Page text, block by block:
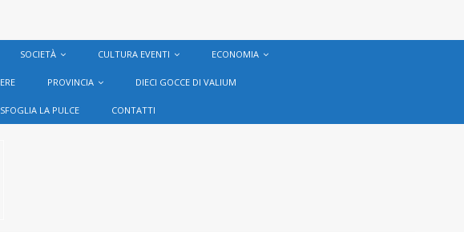
SOCIETÀ CULTURA EVENTI ECONOMIA
PROVINCIA DIECI GOCCE DI VALIUM
SFOGLIA LA PULCE CONTATTI